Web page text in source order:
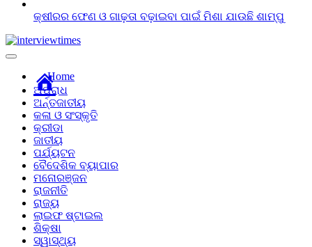
କ୍ଷୀରର ଫେଣ ଓ ଗାଢ଼ତା ବଢ଼ାଇବା ପାଇଁ ମିଶା ଯାଉଛି ଶାମ୍ପୁ
Home
ଅପରାଧ
ଅର୍ନ୍ତଜାତୀୟ
କଳା ଓ ସଂସ୍କୃତି
କ୍ରୀଡା
ଜାତୀୟ
ପର୍ଯ୍ୟଟନ
ବୈଦେଶିକ ବ୍ୟାପାର
ମନୋରଞ୍ଜନ
ରାଜନୀତି
ରାଜ୍ୟ
ଲାଇଫ ଷ୍ଟାଇଲ
ଶିକ୍ଷା
ସ୍ୱାସ୍ଥ୍ୟ